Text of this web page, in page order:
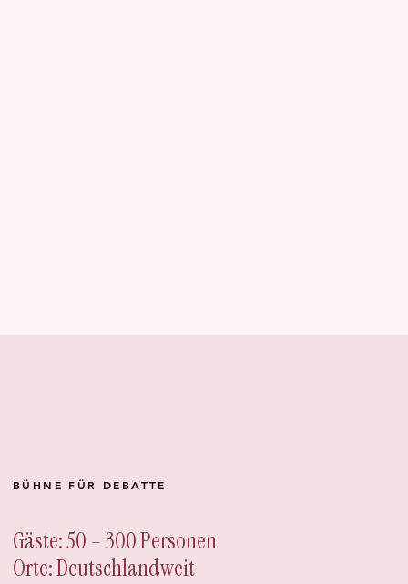
BÜHNE FÜR DEBATTE
Gäste: 50 – 300 Personen
Orte: Deutschlandweit